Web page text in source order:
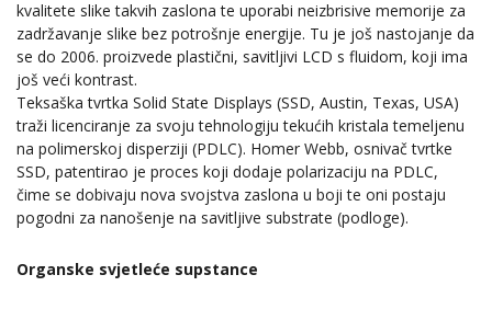
kvalitete slike takvih zaslona te uporabi neizbrisive memorije za
zadržavanje slike bez potrošnje energije. Tu je još nastojanje da
se do 2006. proizvede plastični, savitljivi LCD s fluidom, koji ima
još veći kontrast.
Teksaška tvrtka Solid State Displays (SSD, Austin, Texas, USA)
traži licenciranje za svoju tehnologiju tekućih kristala temeljenu
na polimerskoj disperziji (PDLC). Homer Webb, osnivač tvrtke
SSD, patentirao je proces koji dodaje polarizaciju na PDLC,
čime se dobivaju nova svojstva zaslona u boji te oni postaju
pogodni za nanošenje na savitljive substrate (podloge).
Organske svjetleće supstance